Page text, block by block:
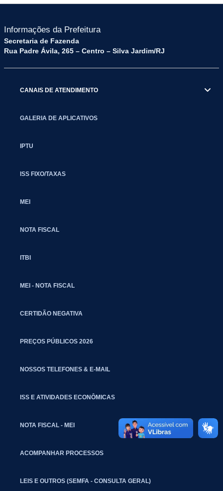
Informações da Prefeitura
Secretaria de Fazenda
Rua Padre Ávila, 265 – Centro – Silva Jardim/RJ
CANAIS DE ATENDIMENTO
GALERIA DE APLICATIVOS
IPTU
ISS FIXO/TAXAS
MEI
NOTA FISCAL
ITBI
MEI - NOTA FISCAL
CERTIDÃO NEGATIVA
PREÇOS PÚBLICOS 2026
NOSSOS TELEFONES & E-MAIL
ISS E ATIVIDADES ECONÔMICAS
NOTA FISCAL - MEI
ACOMPANHAR PROCESSOS
LEIS E OUTROS (SEMFA - CONSULTA GERAL)